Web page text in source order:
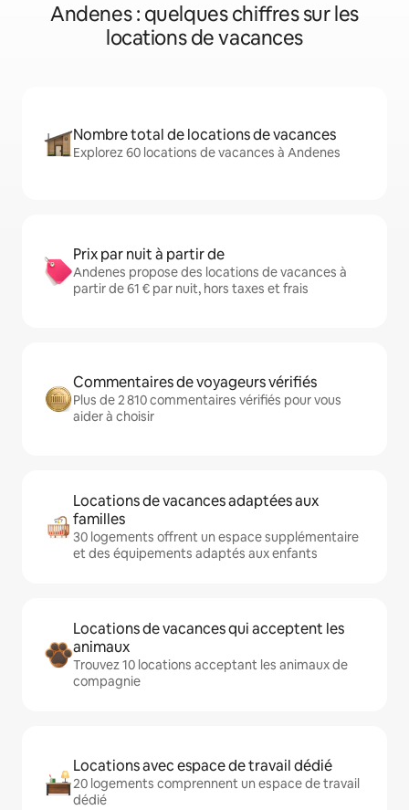
Andenes : quelques chiffres sur les
locations de vacances
Nombre total de locations de vacances
Explorez 60 locations de vacances à Andenes
Prix par nuit à partir de
Andenes propose des locations de vacances à
partir de 61 € par nuit, hors taxes et frais
Commentaires de voyageurs vérifiés
Plus de 2 810 commentaires vérifiés pour vous
aider à choisir
Locations de vacances adaptées aux
familles
30 logements offrent un espace supplémentaire
et des équipements adaptés aux enfants
Locations de vacances qui acceptent les
animaux
Trouvez 10 locations acceptant les animaux de
compagnie
Locations avec espace de travail dédié
20 logements comprennent un espace de travail
dédié